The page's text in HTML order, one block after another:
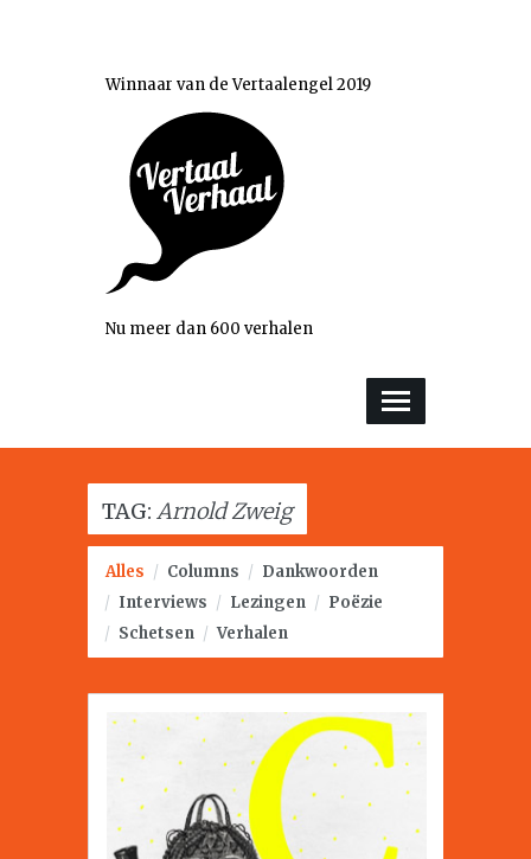
Winnaar van de Vertaalengel 2019
Nu meer dan 600 verhalen
TAG: Arnold Zweig
Alles / Columns / Dankwoorden
/ Interviews / Lezingen / Poëzie
/ Schetsen / Verhalen